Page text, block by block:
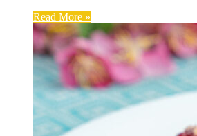
Read More »